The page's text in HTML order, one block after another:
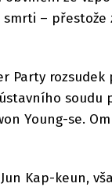
– přestože
Party rozsudek
soudu
Young-se.
Kap-keun,